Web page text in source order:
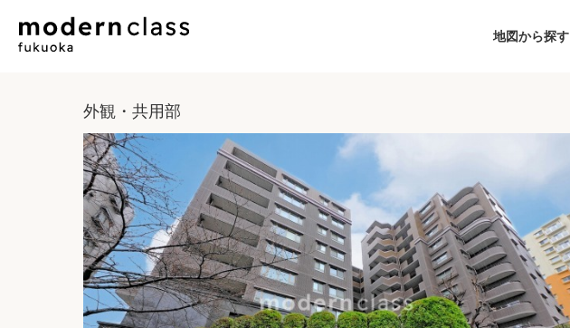
地図から探す
外観・共用部